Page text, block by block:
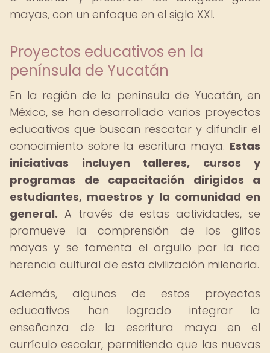
mayas, con un enfoque en el siglo XXI.
Proyectos educativos en la
península de Yucatán
En la región de la península de Yucatán, en
México, se han desarrollado varios proyectos
educativos que buscan rescatar y difundir el
conocimiento sobre la escritura maya. Estas
iniciativas incluyen talleres, cursos y
programas de capacitación dirigidos a
estudiantes, maestros y la comunidad en
general. A través de estas actividades, se
promueve la comprensión de los glifos
mayas y se fomenta el orgullo por la rica
herencia cultural de esta civilización milenaria.
Además, algunos de estos proyectos
educativos han logrado integrar la
enseñanza de la escritura maya en el
currículo escolar, permitiendo que las nuevas